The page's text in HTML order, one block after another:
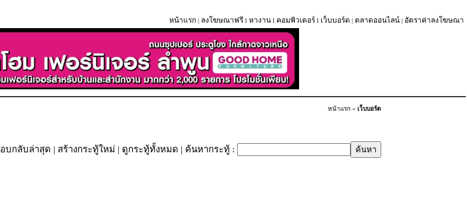
หน้าแรก | ลงโฆษณาฟรี l หางาน l คอมพิวเตอร์ l เว็บบอร์ด | ตลาดออนไลน์ | อัตราค่าลงโฆษณา
หน้าแรก » เว็บบอร์ด
บกลับล่าสุด | สร้างกระทู้ใหม่ | ดูกระทู้ทั้งหมด | ค้นหากระทู้ :